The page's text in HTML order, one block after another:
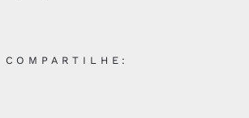
COMPARTILHE: